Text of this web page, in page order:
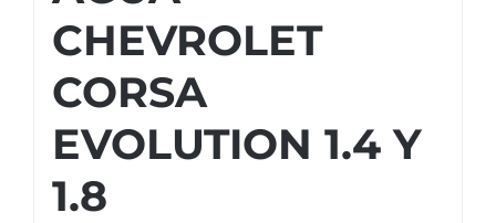
CHEVROLET
CORSA
EVOLUTION 1.4 Y
1.8